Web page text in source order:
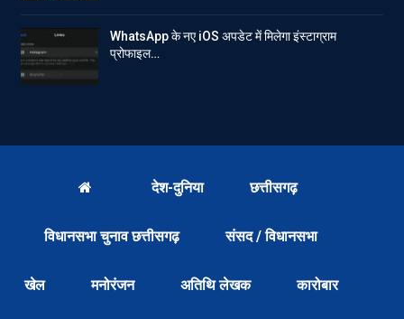
WhatsApp के नए iOS अपडेट में मिलेगा इंस्टाग्राम
प्रोफाइल…
देश-दुनिया छत्तीसगढ़
विधानसभा चुनाव छत्तीसगढ़ संसद / विधानसभा
खेल मनोरंजन अतिथि लेखक कारोबार